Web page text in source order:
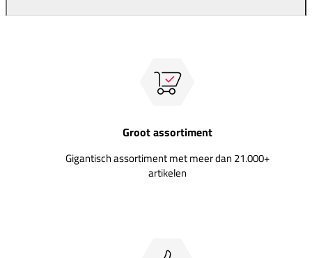
Groot assortiment
Gigantisch assortiment met meer dan 21.000+
artikelen